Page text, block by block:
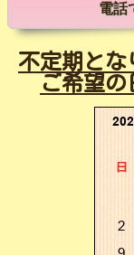
電話
不定期とな
ご希望